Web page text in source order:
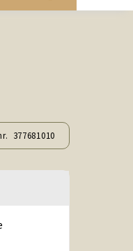
377681010